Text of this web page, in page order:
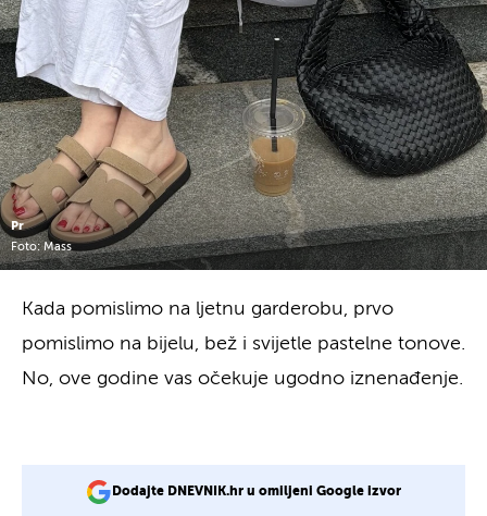
Pr
Foto: Mass
Kada pomislimo na ljetnu garderobu, prvo
pomislimo na bijelu, bež i svijetle pastelne tonove.
No, ove godine vas očekuje ugodno iznenađenje.
Dodajte DNEVNIK.hr u omiljeni Google izvor